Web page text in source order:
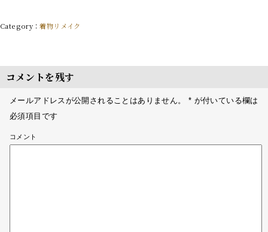
着物リメイク
コメントを残す
メールアドレスが公開されることはありません。 * が付いている欄は
必須項目です
コメント